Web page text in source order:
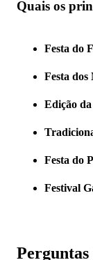
Quais os
Festa do
Festa dos
Edição
Festa do
Festival